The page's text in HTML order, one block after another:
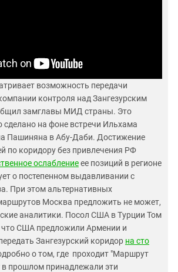
возможность передачи
контроля над Зангезурским
замглавы МИД страны. Это
сделано на фоне встречи Ильхама
Пашиняна в Абу-Даби. Достижение
по коридору без привлечения РФ
ослаблениеее позиций в регионе
о постепенном выдавливании с
При этом альтернативных
Москва предложить не может,
аналитики. Посол США в Турции Том
что США предложили Армении и
Зангезурский коридор на сто
о том, где проходит "Маршрут
прошлом принадлежали эти